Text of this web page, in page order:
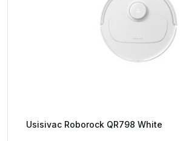
Usisivac Roborock QR798 White